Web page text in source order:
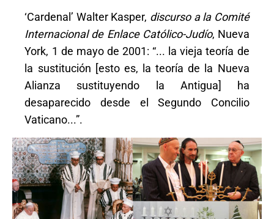
‘Cardenal’ Walter Kasper, discurso a la Comité
Internacional de Enlace Católico-Judío, Nueva
York, 1 de mayo de 2001: “... la vieja teoría de
la sustitución [esto es, la teoría de la Nueva
Alianza sustituyendo la Antigua] ha
desaparecido desde el Segundo Concilio
Vaticano...”.